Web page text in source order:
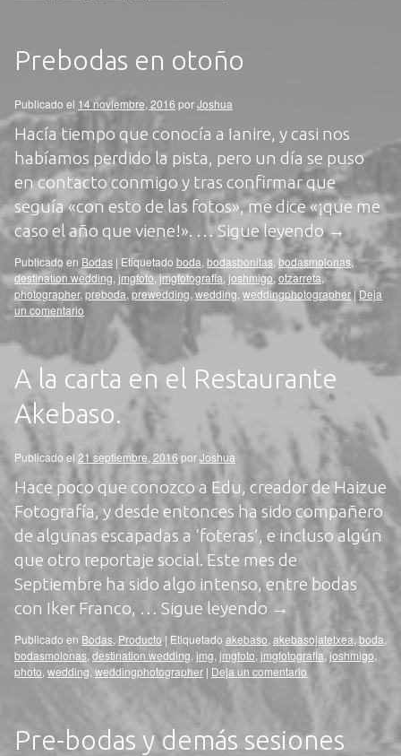
Prebodas en otoño
Publicado el 14 noviembre, 2016 porJoshua
Hacía tiempo que conocía a Ianire, y casi nos
habíamos perdido la pista, pero un día se puso
en contacto conmigo y tras confirmar que
seguía «con esto de las fotos», me dice «¡que me
caso el año que viene!». …Sigue leyendo→
Publicado en Bodas | Etiquetado boda, bodasbonitas bodasmolonas,
destination wedding, jmgfoto,jmgfotografia joshmigo, otzarreta,
photographer, preboda,prewedding, wedding weddingphotographer| Deja
un comentario
A la carta en el Restaurante
Akebaso.
Publicado el 21 septiembre, 2016 porJoshua
Hace poco que conozco a Edu, creador de Haizue
Fotografía, y desde entonces ha sido compañero
de algunas escapadas a ‘foteras’, e incluso algún
que otro reportaje social. Este mes de
Septiembre ha sido algo intenso, entre bodas
con Iker Franco, … Sigue leyendo →
Publicado en Bodas, Producto | Etiquetado akebaso, akebasojatetxea,boda,
bodasmolonas, destination wedding, jmg, jmgfoto jmgfotografia joshmigo,
photo wedding weddingphotographer | Deja un comentario
Pre-bodas y demás sesiones